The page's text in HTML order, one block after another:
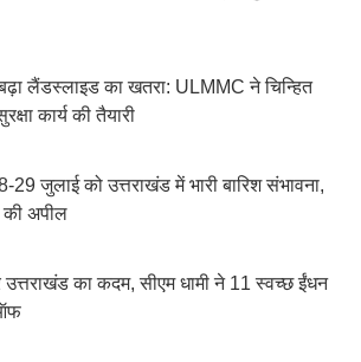
बढ़ा लैंडस्लाइड का खतरा: ULMMC ने चिन्हित
कार्य की तैयारी
29 जुलाई को उत्तराखंड में भारी बारिश संभावना,
की अपील
उत्तराखंड का कदम, सीएम धामी ने 11 स्वच्छ ईंधन